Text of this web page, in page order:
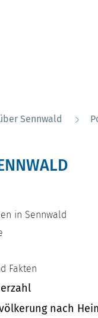
Sennwald
in Sennwald
Fakten
nach